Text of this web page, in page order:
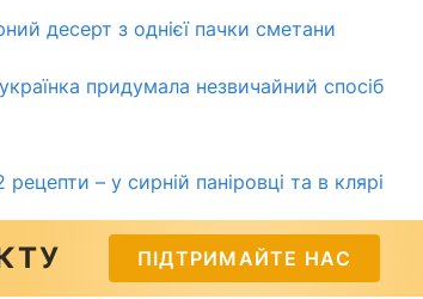
десерт з однієї пачки сметани
придумала незвичайний спосіб
рецепти – у сирній паніровці та в клярі
ПІДТРИМАЙТЕ НАС